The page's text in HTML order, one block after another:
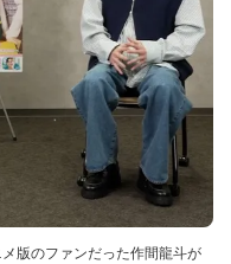
版のファンだった作間龍斗が